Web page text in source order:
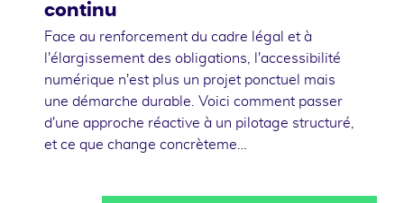
continu
Face au renforcement du cadre légal et à
l'élargissement des obligations, l'accessibilité
numérique n'est plus un projet ponctuel mais
une démarche durable. Voici comment passer
d'une approche réactive à un pilotage structuré,
et ce que change concrèteme…